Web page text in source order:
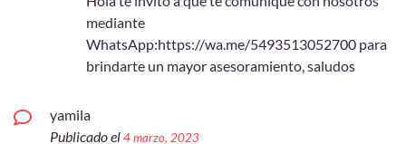
mediante
WhatsApp:https://wa.me/5493513052700 para
brindarte un mayor asesoramiento, saludos
yamila
Publicado el4 marzo, 2023